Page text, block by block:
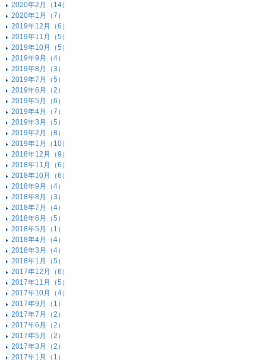
2020年2月（14）
2020年1月（7）
2019年12月（6）
2019年11月（5）
2019年10月（5）
2019年9月（4）
2019年8月（3）
2019年7月（5）
2019年6月（2）
2019年5月（6）
2019年4月（7）
2019年3月（5）
2019年2月（8）
2019年1月（10）
2018年12月（9）
2018年11月（6）
2018年10月（6）
2018年9月（4）
2018年8月（3）
2018年7月（4）
2018年6月（5）
2018年5月（1）
2018年4月（4）
2018年3月（4）
2018年1月（5）
2017年12月（6）
2017年11月（5）
2017年10月（4）
2017年9月（1）
2017年7月（2）
2017年6月（2）
2017年5月（2）
2017年3月（2）
2017年1月（1）